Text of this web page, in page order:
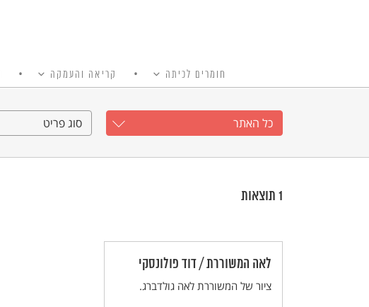
חומרים לכיתה קריאה והעמקה
כל האתר סוג פריט
1 תוצאות
לאה המשוררת / דוד פולונסקי
ציור של המשוררת לאה גולדברג.